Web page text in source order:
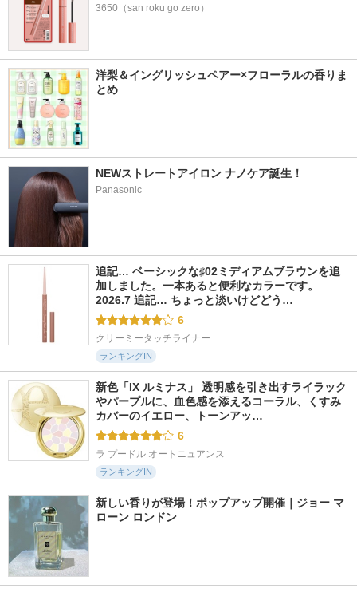
3650（san roku go zero）
洋梨＆イングリッシュペアー×フローラルの香りま
とめ
NEWストレートアイロン ナノケア誕生！
Panasonic
追記… ベーシックな♯02ミディアムブラウンを追
加しました。一本あると便利なカラーです。
2026.7 追記… ちょっと淡いけどどう…
6
クリーミータッチライナー
ランキングIN
新色「IX ルミナス」 透明感を引き出すライラック
やパープルに、血色感を添えるコーラル、くすみ
カバーのイエロー、トーンアッ…
6
ラ プードル オートニュアンス
ランキングIN
新しい香りが登場！ポップアップ開催｜ジョー マ
ローン ロンドン